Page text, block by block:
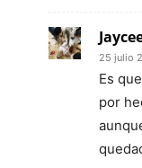
25 julio
Es
por